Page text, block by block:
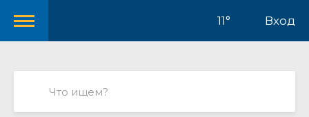
11° Вход